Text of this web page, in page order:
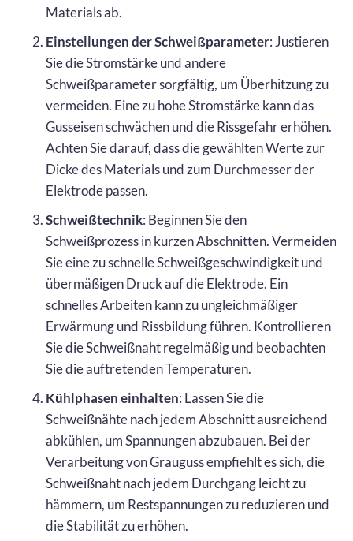
Materials ab.
Einstellungen der Schweißparameter: Justieren
Sie die Stromstärke und andere
Schweißparameter sorgfältig, um Überhitzung zu
vermeiden. Eine zu hohe Stromstärke kann das
Gusseisen schwächen und die Rissgefahr erhöhen.
Achten Sie darauf, dass die gewählten Werte zur
Dicke des Materials und zum Durchmesser der
Elektrode passen.
Schweißtechnik: Beginnen Sie den
Schweißprozess in kurzen Abschnitten. Vermeiden
Sie eine zu schnelle Schweißgeschwindigkeit und
übermäßigen Druck auf die Elektrode. Ein
schnelles Arbeiten kann zu ungleichmäßiger
Erwärmung und Rissbildung führen. Kontrollieren
Sie die Schweißnaht regelmäßig und beobachten
Sie die auftretenden Temperaturen.
Kühlphasen einhalten: Lassen Sie die
Schweißnähte nach jedem Abschnitt ausreichend
abkühlen, um Spannungen abzubauen. Bei der
Verarbeitung von Grauguss empfiehlt es sich, die
Schweißnaht nach jedem Durchgang leicht zu
hämmern, um Restspannungen zu reduzieren und
die Stabilität zu erhöhen.